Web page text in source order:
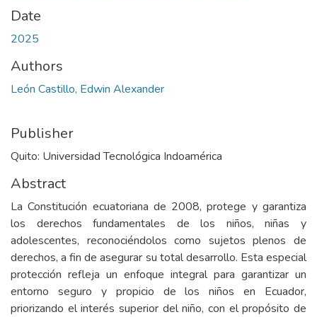
Date
2025
Authors
León Castillo, Edwin Alexander
Publisher
Quito: Universidad Tecnológica Indoamérica
Abstract
La Constitución ecuatoriana de 2008, protege y garantiza
los derechos fundamentales de los niños, niñas y
adolescentes, reconociéndolos como sujetos plenos de
derechos, a fin de asegurar su total desarrollo. Esta especial
protección refleja un enfoque integral para garantizar un
entorno seguro y propicio de los niños en Ecuador,
priorizando el interés superior del niño, con el propósito de